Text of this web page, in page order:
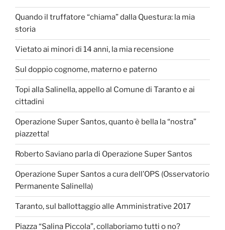
Quando il truffatore “chiama” dalla Questura: la mia
storia
Vietato ai minori di 14 anni, la mia recensione
Sul doppio cognome, materno e paterno
Topi alla Salinella, appello al Comune di Taranto e ai
cittadini
Operazione Super Santos, quanto è bella la “nostra”
piazzetta!
Roberto Saviano parla di Operazione Super Santos
Operazione Super Santos a cura dell’OPS (Osservatorio
Permanente Salinella)
Taranto, sul ballottaggio alle Amministrative 2017
Piazza “Salina Piccola”, collaboriamo tutti o no?